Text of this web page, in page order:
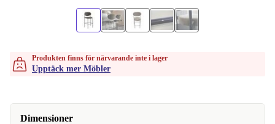
Produkten finns för närvarande inte i lager
Upptäck mer Möbler
Dimensioner